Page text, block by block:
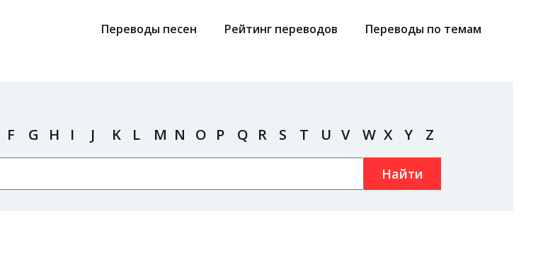
Переводы песен Рейтинг переводов Переводы по темам
F G H I J K L M N O P Q R S T U V W X Y Z
Найти